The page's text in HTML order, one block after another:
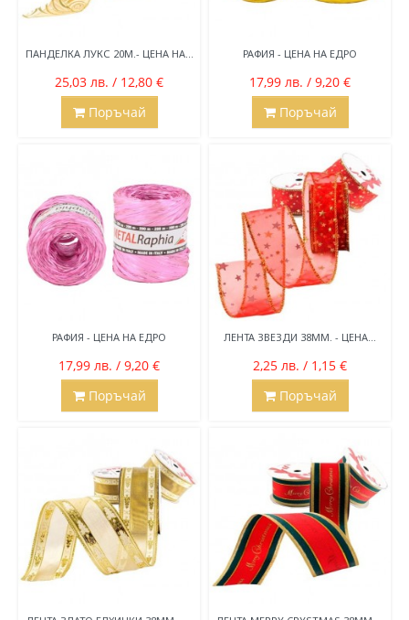
ПАНДЕЛКА ЛУКС 20М.- ЦЕНА НА...
25,03 лв. / 12,80 €
Поръчай
РАФИЯ - ЦЕНА НА ЕДРО
17,99 лв. / 9,20 €
Поръчай
РАФИЯ - ЦЕНА НА ЕДРО
17,99 лв. / 9,20 €
Поръчай
ЛЕНТА ЗВЕЗДИ 38ММ. - ЦЕНА...
2,25 лв. / 1,15 €
Поръчай